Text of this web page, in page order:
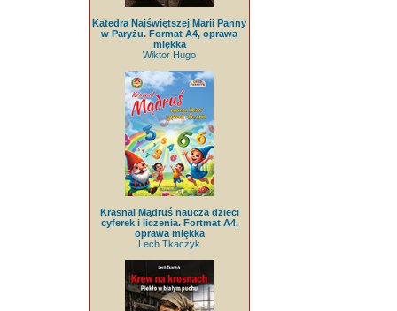
Katedra Najświętszej Marii Panny
w Paryżu. Format A4, oprawa
miękka
Wiktor Hugo
Krasnal Mądruś naucza dzieci
cyferek i liczenia. Fortmat A4,
oprawa miękka
Lech Tkaczyk